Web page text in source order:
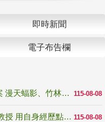
即時新聞
電子布告欄
115-08-08
青年壯遊點精選夏夜限定避暑提案 漫天蝠影、竹林尋蛙、茶香夜觀 邀青年暮色出發
115-08-08
教育家人物典範 發明大王林永禎教授 用自身經歷點亮學生的路